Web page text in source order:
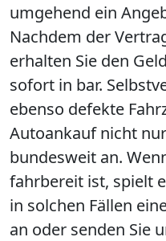
umgehend ein
Nachdem der
erhalten Sie den
sofort in bar.
ebenso defekte
Autoankauf nicht
bundesweit an.
fahrbereit ist, spielt
in solchen Fällen
an oder senden Sie